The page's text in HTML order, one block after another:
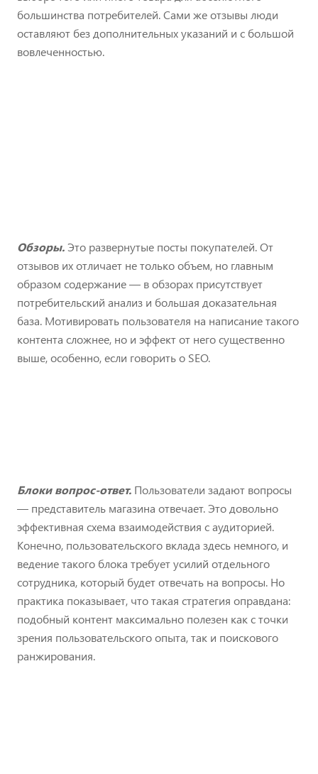
большинства потребителей. Сами же отзывы люди
оставляют без дополнительных указаний и с большой
вовлеченностью.
Обзоры.Это развернутые посты покупателей. От
отзывов их отличает не только объем, но главным
образом содержание — в обзорах присутствует
потребительский анализ и большая доказательная
база. Мотивировать пользователя на написание такого
контента сложнее, но и эффект от него существенно
выше, особенно, если говорить о SEO.
Блоки вопрос-ответ. Пользователи задают вопросы
— представитель магазина отвечает. Это довольно
эффективная схема взаимодействия с аудиторией.
Конечно, пользовательского вклада здесь немного, и
ведение такого блока требует усилий отдельного
сотрудника, который будет отвечать на вопросы. Но
практика показывает, что такая стратегия оправдана:
подобный контент максимально полезен как с точки
зрения пользовательского опыта, так и поискового
ранжирования.